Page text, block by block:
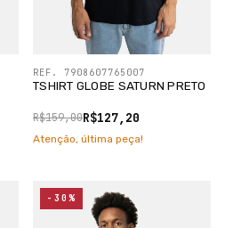
TSHIRT GLOBE SATURN PRETO
R$127,20
R$159,00
REF. 7908607765007
Atenção, última peça!
-30%